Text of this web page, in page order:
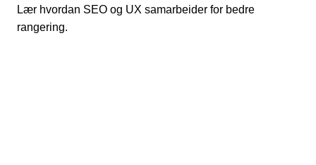
Lær hvordan SEO og UX samarbeider for bedre
rangering.